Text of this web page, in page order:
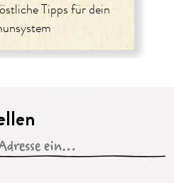
Tipps für dein